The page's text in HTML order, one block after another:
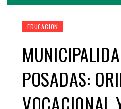
EDUCACION
POSADAS:
VOCACIONAL